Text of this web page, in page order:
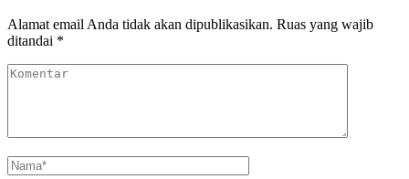
Alamat email Anda tidak akan dipublikasikan. Ruas yang wajib
ditandai *